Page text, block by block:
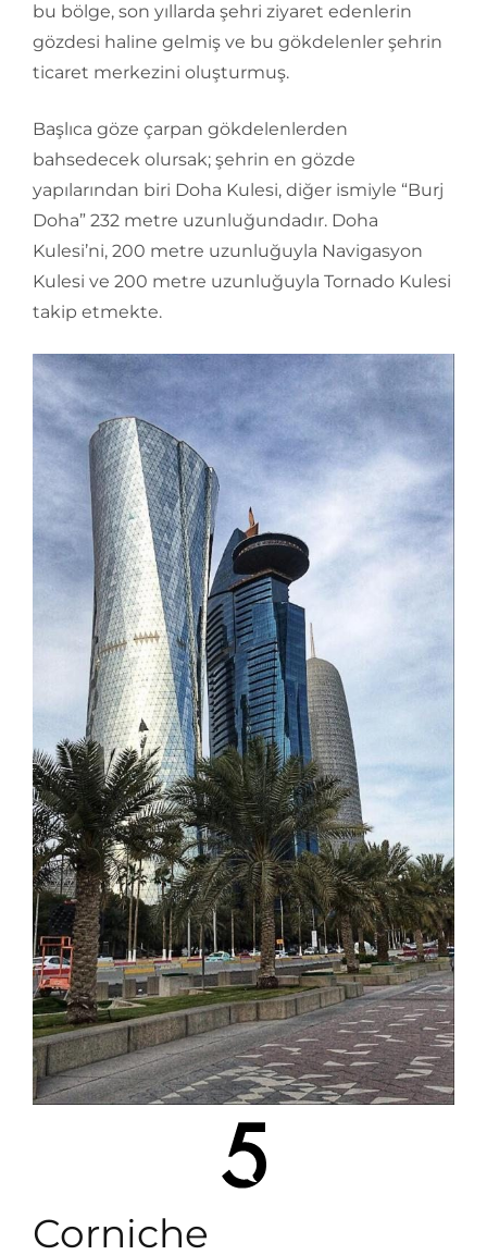
bu bölge, son yıllarda şehri ziyaret edenlerin
gözdesi haline gelmiş ve bu gökdelenler şehrin
ticaret merkezini oluşturmuş.
Başlıca göze çarpan gökdelenlerden
bahsedecek olursak; şehrin en gözde
yapılarından biri Doha Kulesi, diğer ismiyle “Burj
Doha” 232 metre uzunluğundadır. Doha
Kulesi’ni, 200 metre uzunluğuyla Navigasyon
Kulesi ve 200 metre uzunluğuyla Tornado Kulesi
takip etmekte.
Corniche